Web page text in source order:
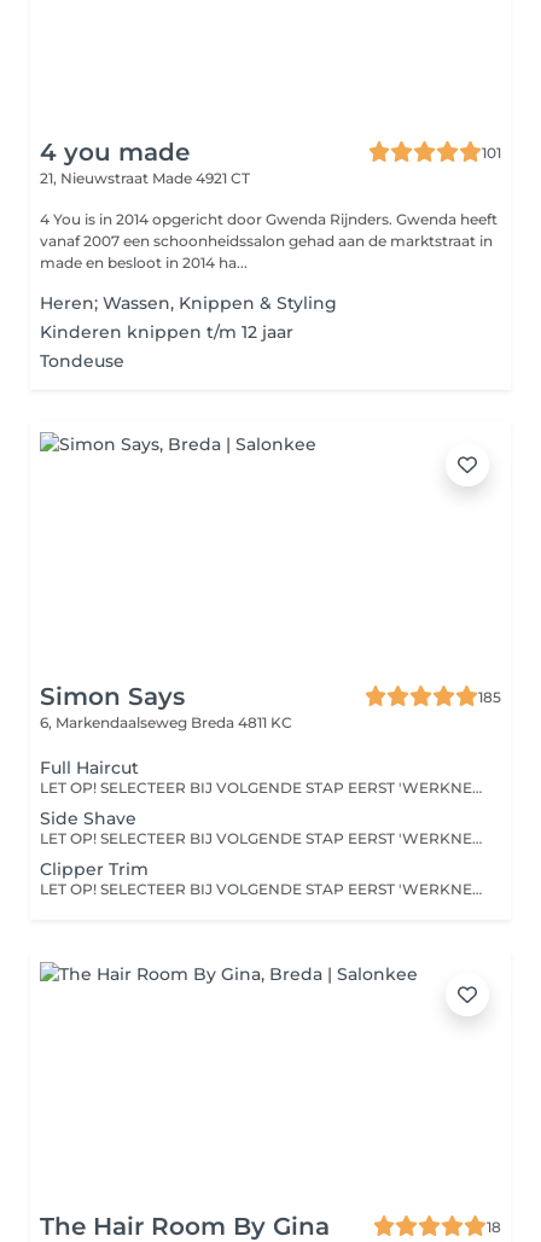
4 you made
101
21, Nieuwstraat Made 4921 CT
4 You is in 2014 opgericht door Gwenda Rijnders. Gwenda heeft
vanaf 2007 een schoonheidssalon gehad aan de marktstraat in
made en besloot in 2014 ha...
Heren; Wassen, Knippen & Styling
Kinderen knippen t/m 12 jaar
Tondeuse
Simon Says
185
6, Markendaalseweg Breda 4811 KC
Full Haircut
LET OP! SELECTEER BIJ VOLGENDE STAP EERST 'WERKNEMER' VOOR SPECIFIEKE KAPPER!
Side Shave
LET OP! SELECTEER BIJ VOLGENDE STAP EERST 'WERKNEMER' VOOR SPECIFIEKE KAPPER!
Clipper Trim
LET OP! SELECTEER BIJ VOLGENDE STAP EERST 'WERKNEMER' VOOR SPECIFIEKE KAPPER!
The Hair Room By Gina
18